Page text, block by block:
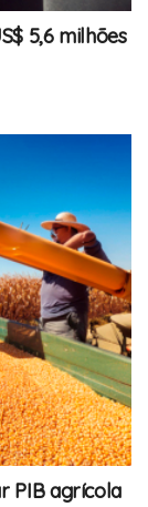
5,6 milhões
PIB agrícola